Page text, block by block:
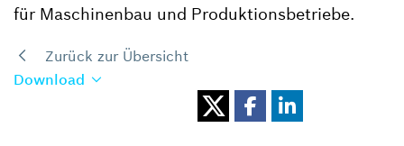
für Maschinenbau und Produktionsbetriebe.
Zurück zur Übersicht
Download